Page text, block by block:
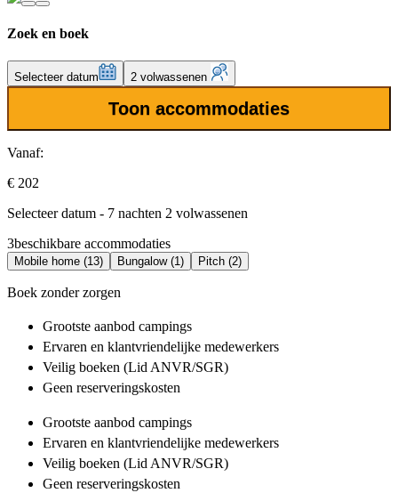
Zoek en boek
Selecteer datum 2 volwassenen
Toon accommodaties
Vanaf:
€ 202
Selecteer datum - 7 nachten 2 volwassenen
3beschikbare accommodaties
Mobile home (13) Bungalow (1) Pitch (2)
Boek zonder zorgen
Grootste aanbod campings
Ervaren en klantvriendelijke medewerkers
Veilig boeken (Lid ANVR/SGR)
Geen reserveringskosten
Grootste aanbod campings
Ervaren en klantvriendelijke medewerkers
Veilig boeken (Lid ANVR/SGR)
Geen reserveringskosten